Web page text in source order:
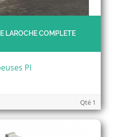
LAROCHE COMPLETE
PI
Qté 1